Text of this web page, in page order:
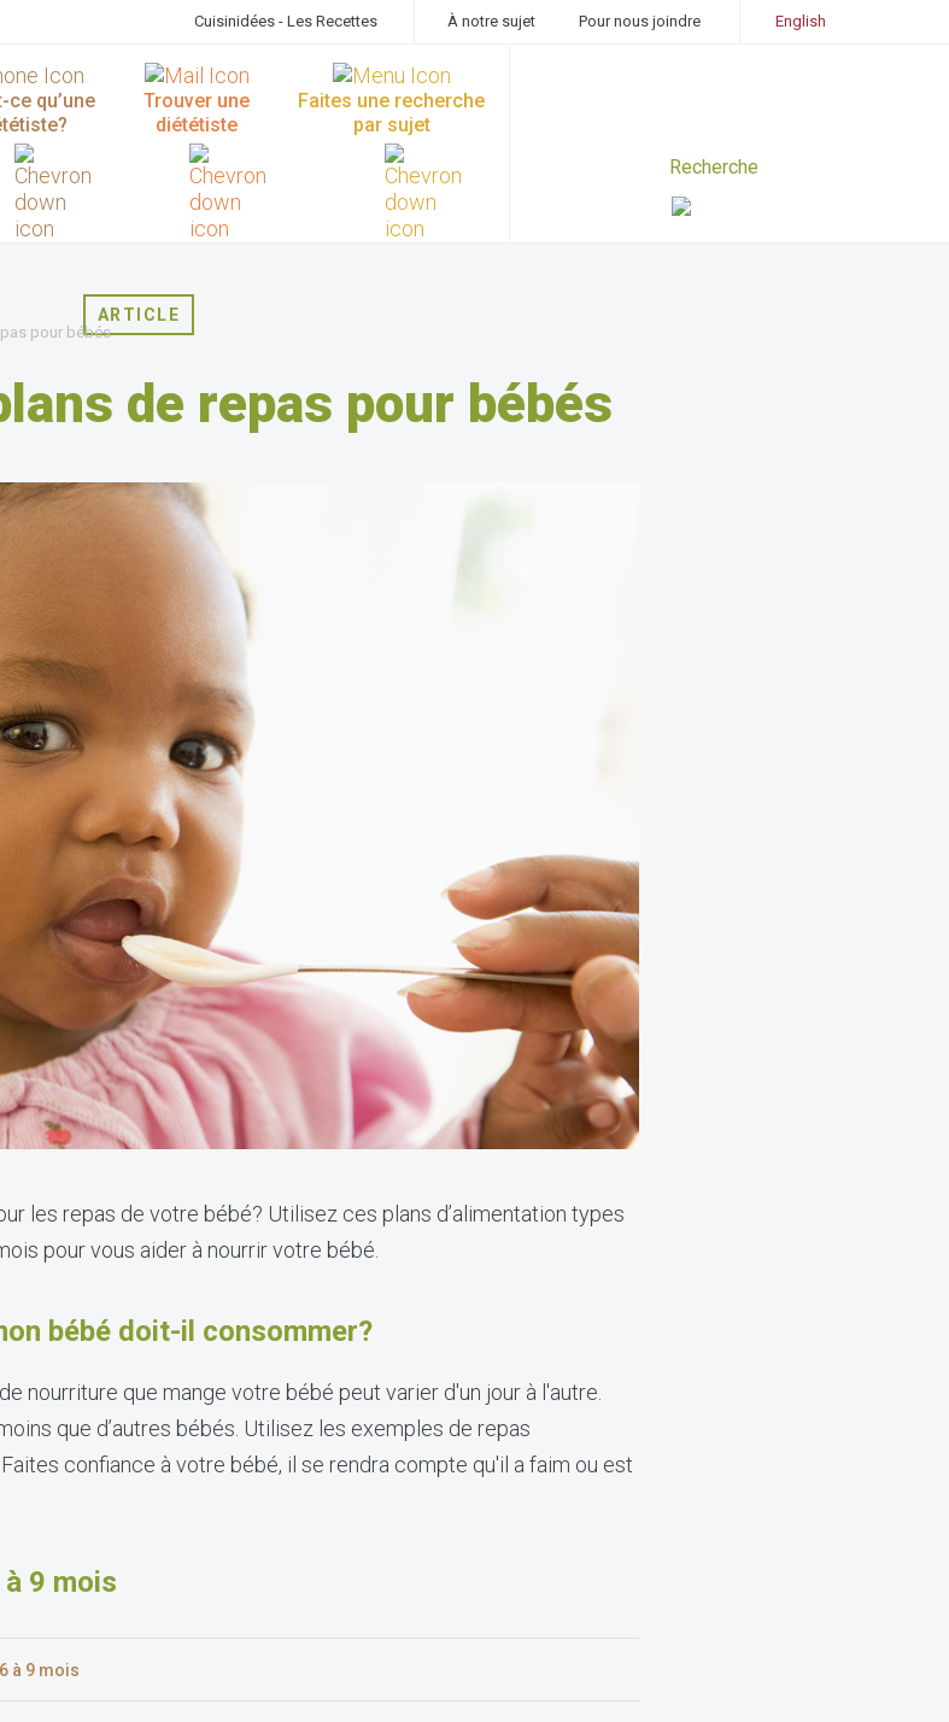
Cuisinidées - Les Recettes À notre sujet Pour nous joindre English
ce qu’une
Trouver une
diététiste
Faites une recherche
par sujet
pour bébés
ARTICLE
de repas pour bébés
les repas de votre bébé? Utilisez ces plans d’alimentation types
pour vous aider à nourrir votre bébé.
bébé doit-il consommer?
nourriture que mange votre bébé peut varier d'un jour à l'autre.
que d’autres bébés. Utilisez les exemples de repas
confiance à votre bébé, il se rendra compte qu'il a faim ou est
9 mois
à 9 mois